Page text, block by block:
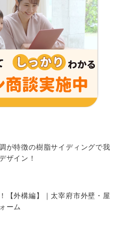
が特徴の樹脂サイディングで我
ザイン！
【外構編】｜太宰府市外壁・屋
ーム